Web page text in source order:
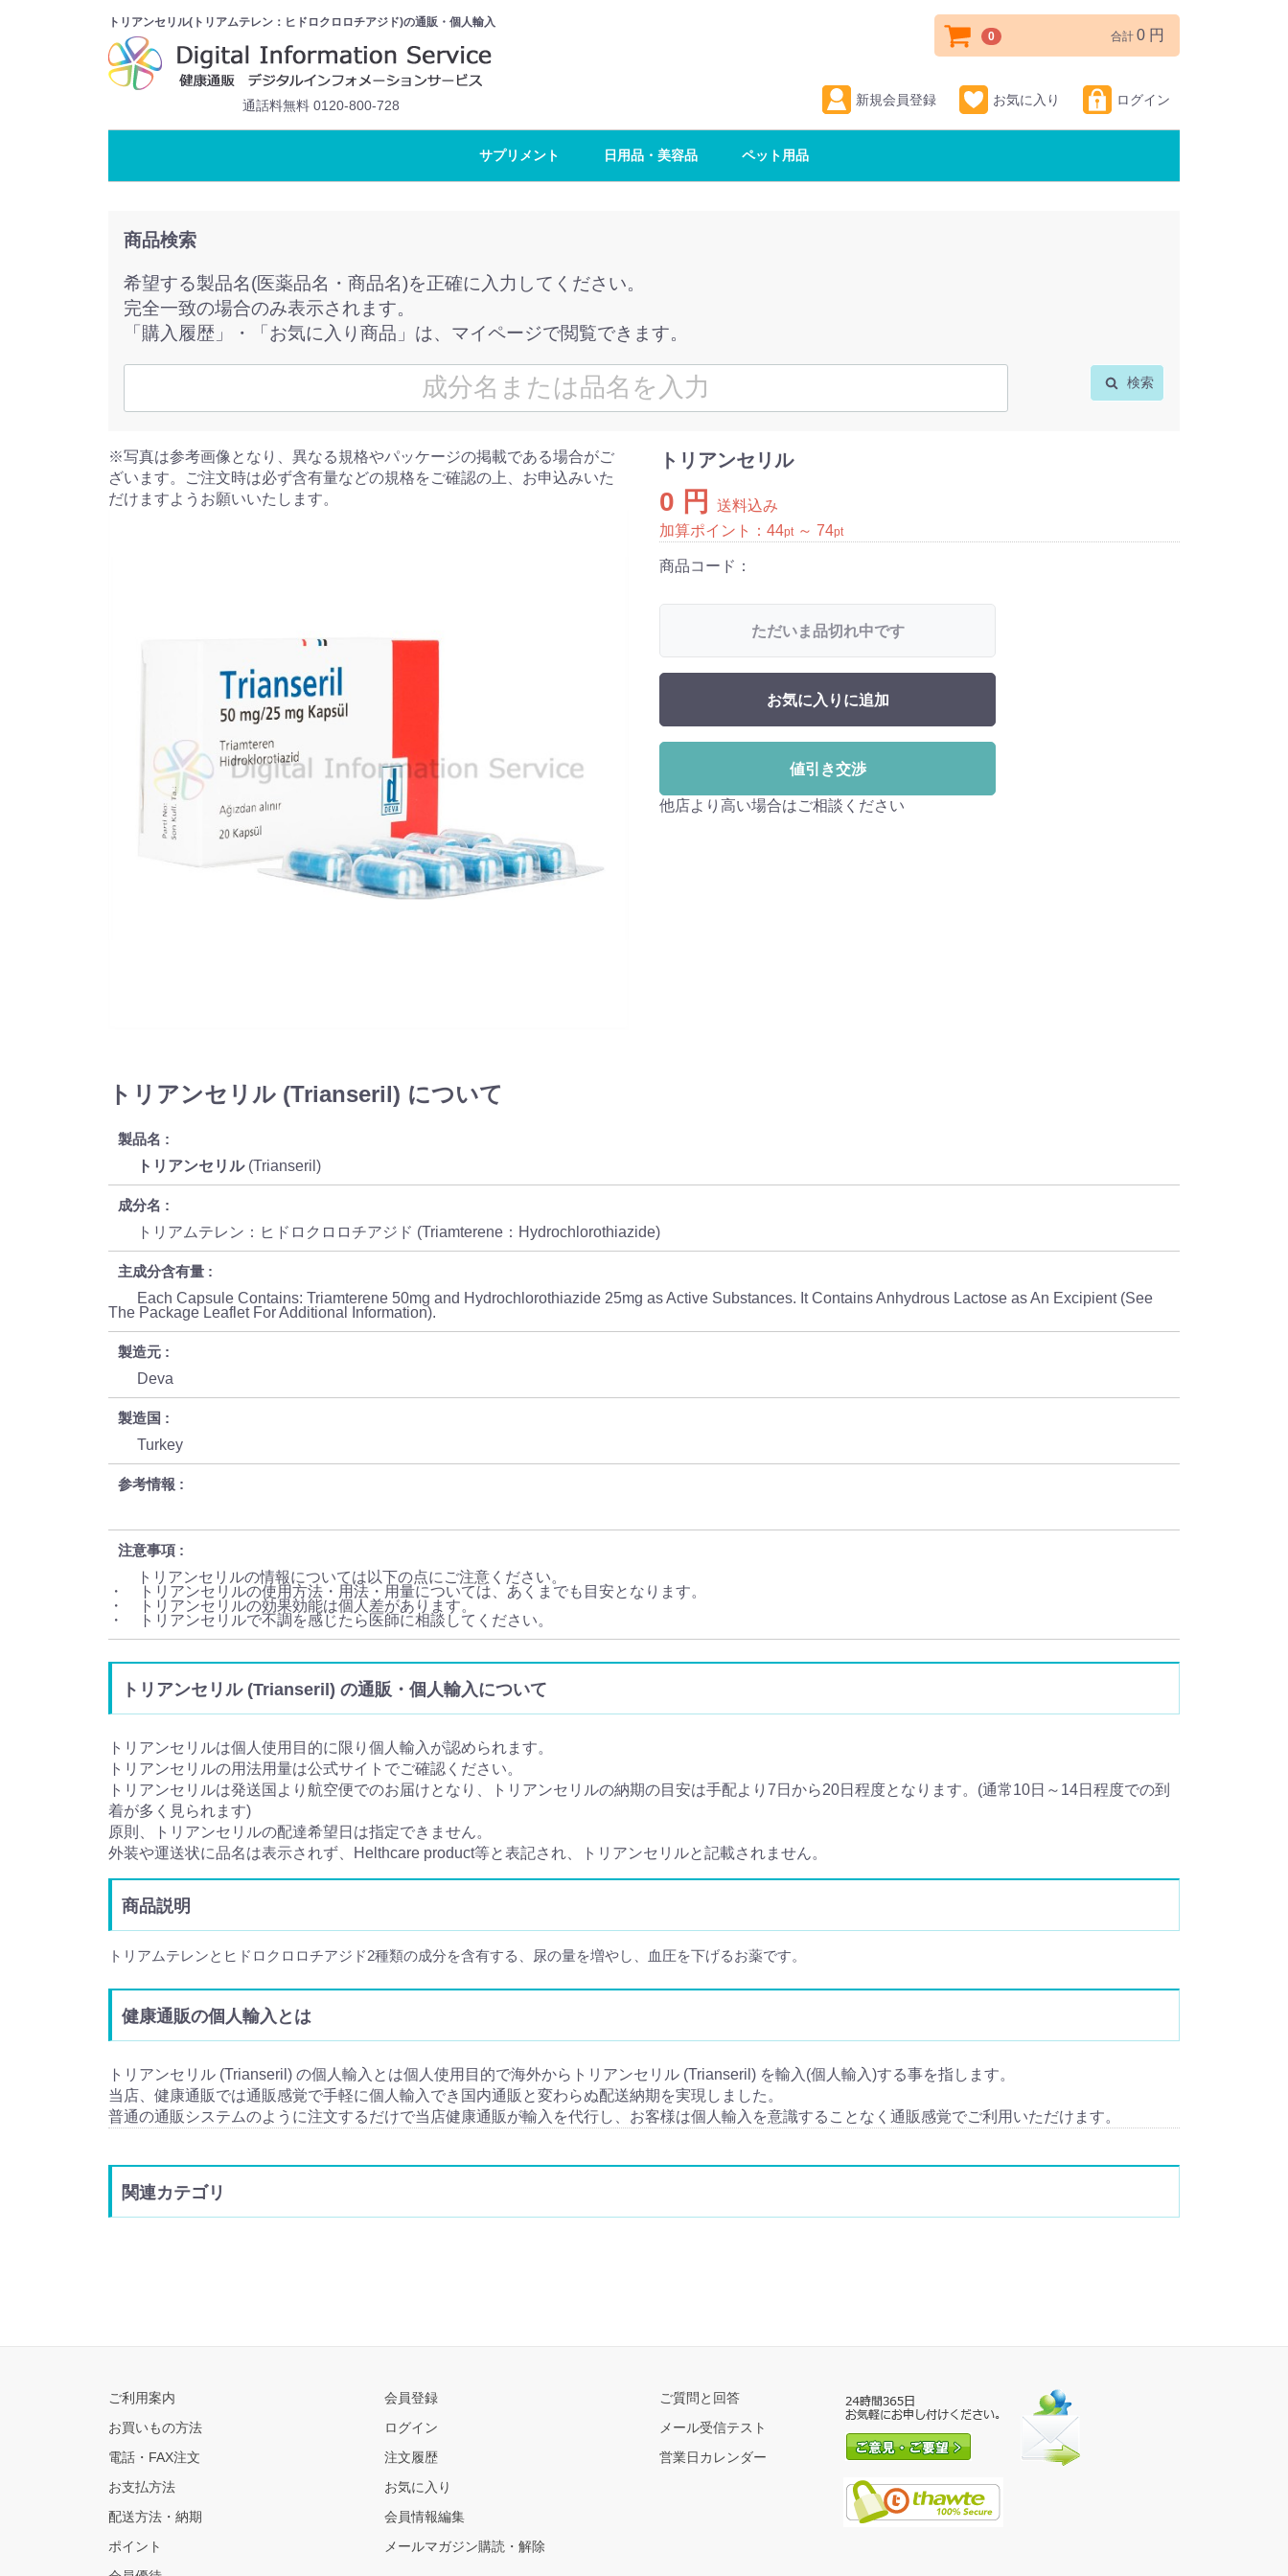
トリアンセリル(トリアムテレン：ヒドロクロロチアジド)の通販・個人輸入
通話料無料 0120-800-728 新規会員登録 お気に入り ログイン
0 合計 0 円
サプリメント 日用品・美容品 ペット用品
商品検索
希望する製品名(医薬品名・商品名)を正確に入力してください。
完全一致の場合のみ表示されます。
「購入履歴」・「お気に入り商品」は、マイページで閲覧できます。
検索
※写真は参考画像となり、異なる規格やパッケージの掲載である場合がご
ざいます。ご注文時は必ず含有量などの規格をご確認の上、お申込みいた
だけますようお願いいたします。
トリアンセリル
0 円
送料込み
加算ポイント： 44pt ～ 74pt
商品コード：
ただいま品切れ中です
お気に入りに追加
値引き交渉
他店より高い場合はご相談ください
トリアンセリル (Trianseril) について
製品名
トリアンセリル(Trianseril)
成分名
トリアムテレン：ヒドロクロロチアジド (Triamterene：Hydrochlorothiazide)
主成分含有量
Each Capsule Contains: Triamterene 50mg and Hydrochlorothiazide 25mg as Active Substances. It Contains Anhydrous Lactose as An Excipient (See
The Package Leaflet For Additional Information).
製造元
Deva
製造国
Turkey
参考情報
注意事項
トリアンセリルの情報については以下の点にご注意ください。
・ トリアンセリルの使用方法・用法・用量については、あくまでも目安となります。
・ トリアンセリルの効果効能は個人差があります。
・ トリアンセリルで不調を感じたら医師に相談してください。
トリアンセリル (Trianseril) の通販・個人輸入について
トリアンセリルは個人使用目的に限り個人輸入が認められます。
トリアンセリルの用法用量は公式サイトでご確認ください。
トリアンセリルは発送国より航空便でのお届けとなり、トリアンセリルの納期の目安は手配より7日から20日程度となります。(通常10日～14日程度での到
着が多く見られます)
原則、トリアンセリルの配達希望日は指定できません。
外装や運送状に品名は表示されず、Helthcare product等と表記され、トリアンセリルと記載されません。
商品説明
トリアムテレンとヒドロクロロチアジド2種類の成分を含有する、尿の量を増やし、血圧を下げるお薬です。
健康通販の個人輸入とは
トリアンセリル (Trianseril) の個人輸入とは個人使用目的で海外からトリアンセリル (Trianseril) を輸入(個人輸入)する事を指します。
当店、健康通販では通販感覚で手軽に個人輸入でき国内通販と変わらぬ配送納期を実現しました。
普通の通販システムのように注文するだけで当店健康通販が輸入を代行し、お客様は個人輸入を意識することなく通販感覚でご利用いただけます。
関連カテゴリ
ご利用案内
お買いもの方法
電話・FAX注文
お支払方法
配送方法・納期
ポイント
会員登録
ログイン
注文履歴
お気に入り
会員情報編集
メールマガジン購読・解除
ご質問と回答
メール受信テスト
営業日カレンダー